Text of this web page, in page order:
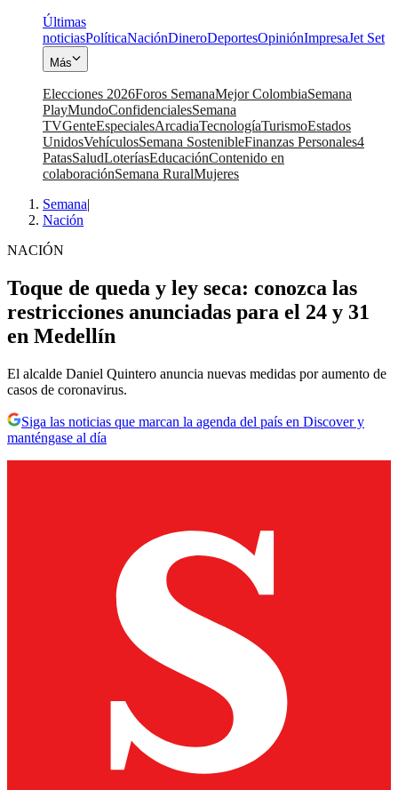
Últimas
noticiasPolíticaNaciónDineroDeportesOpiniónImpresaJet Set
Más
Elecciones 2026Foros SemanaMejor ColombiaSemana
PlayMundoConfidencialesSemana
TVGenteEspecialesArcadiaTecnologíaTurismoEstados
UnidosVehículosSemana SostenibleFinanzas Personales4
PatasSaludLoteríasEducaciónContenido en
colaboraciónSemana RuralMujeres
Semana|
Nación
NACIÓN
Toque de queda y ley seca: conozca las
restricciones anunciadas para el 24 y 31
en Medellín
El alcalde Daniel Quintero anuncia nuevas medidas por aumento de
casos de coronavirus.
Siga las noticias que marcan la agenda del país en Discover y
manténgase al día